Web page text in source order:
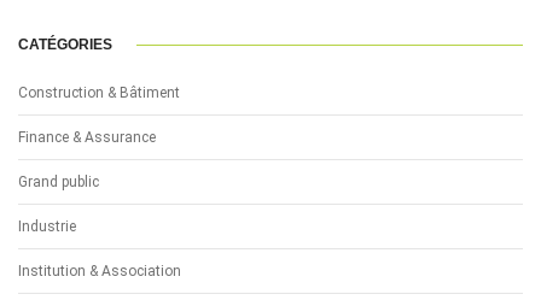
CATÉGORIES
Construction & Bâtiment
Finance & Assurance
Grand public
Industrie
Institution & Association